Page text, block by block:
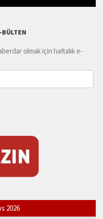
olmak için haftalık e-
2026